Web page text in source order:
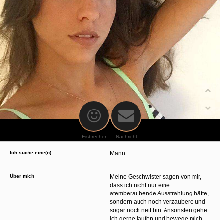
oder finanzielle Angaben zu machen? Beenden Sie dann unverzüglich
die Kommunikation mit dieser Person. Bedenken Sie, dass Menschen in
der Lage sind, sich solche Angaben auf listige Weise von Ihnen zu
erschleichen. Kommunizieren Sie daher über diese Website immer
aufmerksam und vorsichtig.
behält sich das Recht vor, selbst Profile auf dieser Website zu
erstellen und darüber Nachrichten an Sie als Nutzer zu senden. Mit Ihrer Nutzung
dieser Website verstehen und akzeptieren Sie, dass einige der Profile auf dieser
Website fingiert sind. Diese fingierten Profile dienen lediglich dem Austausch von
Nachrichten; physische Vereinbarungen mit Personen hinter fingierten Profilen sind
folglich nicht möglich.
Verhindern Sie, dass Ihre minderjährigen Kinder mit erotischen oder für Minderjährige
anderweitig ungeeigneten Netzinhalten in Berührung kommen. Dafür einige Tips:
Installieren Sie ein Jugendschutzprogramm auf Ihrem Gerät. Beispielsweise
CyberPatrol
Safety Surf
. Diese Programme blockieren den Zugang zu
bestimmten Websites und Netzinhalten. Oft blockieren diese Programme
standardmäßig eine große Anzahl von Websites, von denen angenommen wird,
dass sie sich für Minderjährige nicht eignen. Über Updates können neue Websites
Wenden Sie sich an Ihren Internetprovider. Es gibt Internetprovider, die einen Filter
danach.
Internetbrowsers vertraut, so dass Sie nachsehen können, welche Websites von
Ihren minderjährigen Kindern besucht wurden. Sprechen Sie Ihre minderjährigen
Kinder auf den Besuch unerwünschter Websites an und vermitteln Sie ihnen, dass
bestimmte Websites nicht für sie geeignet sind. Außerdem können Sie anhand des
Verlaufs das Interesse Ihres Kindes beurteilen und sich obiger Tips bedienen.
Sprechen Sie mit Ihren Kindern. Vermitteln Sie Ihren minderjährigen Kindern, dass
sie Fremden, z. B. auf einer Chat-Website, nie persönliche Angaben machen sollen.
Bringen Sie ihnen auch bei, dass viele Menschen im Internet ihre wahre Identität
Eisbrecher Nachricht
Ich suche eine(n) Mann
Über mich
Meine Geschwister sagen von mir,
dass ich nicht nur eine
atemberaubende Ausstrahlung hätte,
sondern auch noch verzaubere und
sogar noch nett bin. Ansonsten gehe
ich gerne laufen und bewege mich